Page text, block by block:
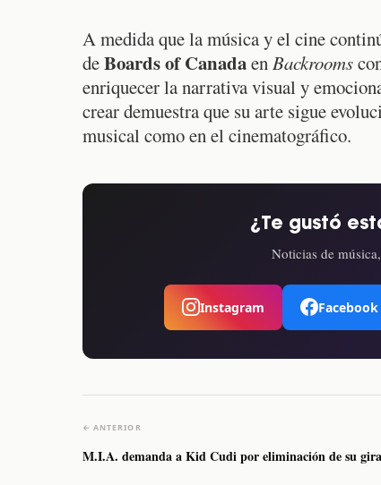
A medida que la música y el cine
deBoards of CanadaenBackrooms
enriquecer la narrativa visual y
crear demuestra que su arte sigue
musical como en el cinematográfico.
¿Te gustó
Noticias de
Instagram Facebook
← ANTERIOR
M.I.A. demanda a Kid Cudi por eliminación de su gira